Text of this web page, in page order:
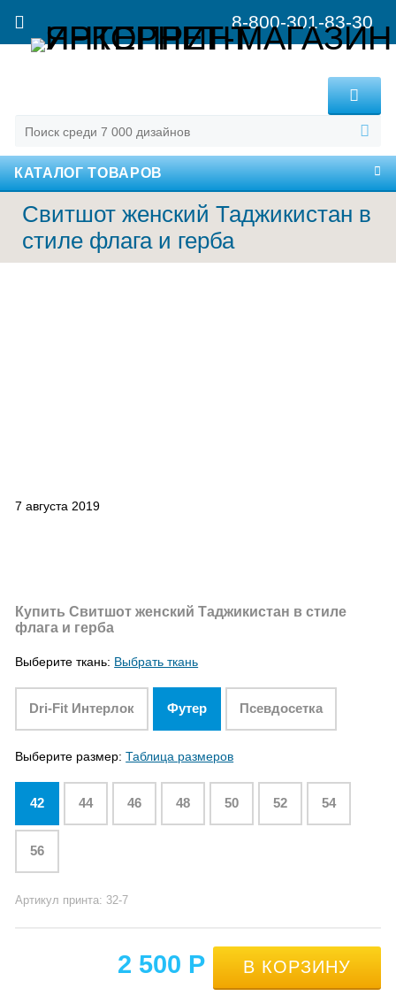
8-800-301-83-30
КАТАЛОГ ТОВАРОВ
Свитшот женский Таджикистан в
стиле флага и герба
7 августа 2019
Купить Свитшот женский Таджикистан в стиле
флага и герба
Выберите ткань: Выбрать ткань
Dri-Fit Интерлок Футер Псевдосетка
Выберите размер:Таблица размеров
42 44 46 48 50 52 54
56
Артикул принта: 32-7
2 500 Р